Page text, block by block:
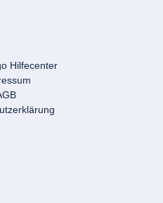
Hilfecenter